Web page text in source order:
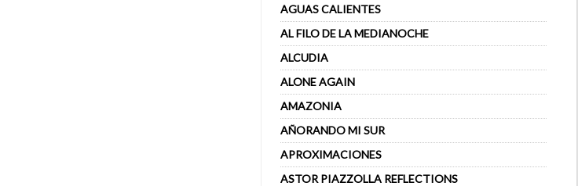
AGUAS CALIENTES
AL FILO DE LA MEDIANOCHE
ALCUDIA
ALONE AGAIN
AMAZONIA
AÑORANDO MI SUR
APROXIMACIONES
ASTOR PIAZZOLLA REFLECTIONS